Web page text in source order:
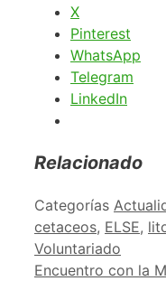
X
Pinterest
WhatsApp
Telegram
LinkedIn
Relacionado
Categorías
cetaceos, ELSE,
Voluntariado
Encuentro con la